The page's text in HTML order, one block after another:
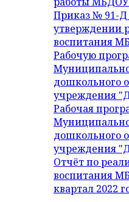
Приказ № 91-Д
утверждении
воспитания
Рабочую
дошкольного
учреждения
Рабочая
дошкольного
учреждения
Отчёт по
воспитания
квартал 2022